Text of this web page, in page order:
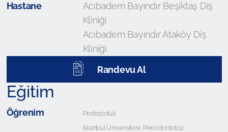
Hastane
Acıbadem Bayındır Beşiktaş Diş
Kliniği
Acıbadem Bayındır Ataköy Diş
Kliniği
Randevu Al
Eğitim
Öğrenim
Profesörlük
İstanbul Üniversitesi, Periodontoloji